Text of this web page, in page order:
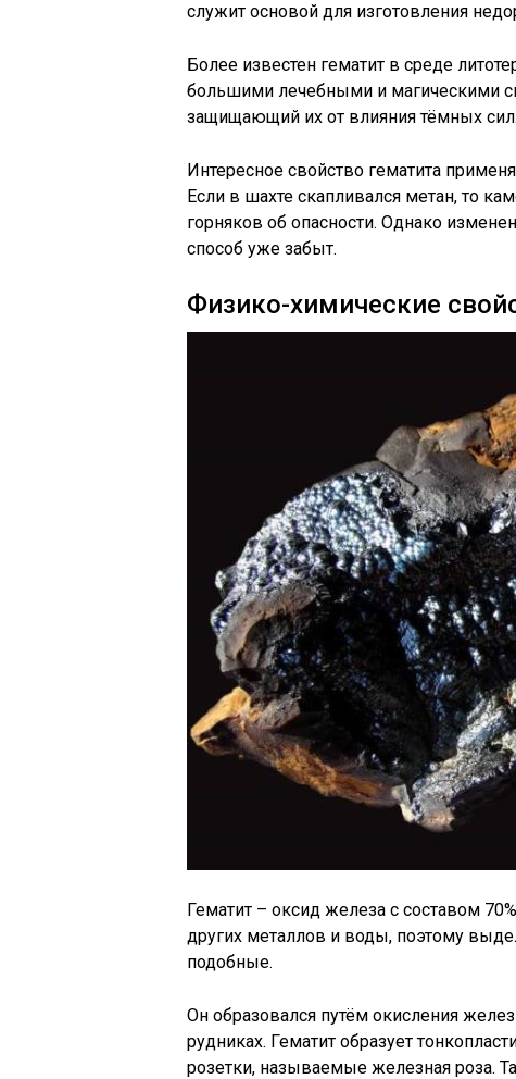
служит основой для изготовления
Более известен гематит в среде
большими лечебными и магическими
защищающий их от влияния тёмных
Интересное свойство гематита
Если в шахте скапливался метан, то
горняков об опасности. Однако
способ уже забыт.
Физико-химические
Гематит – оксид железа с составом
других металлов и воды, поэтому
подобные.
Он образовался путём окисления
рудниках. Гематит образует
розетки, называемые железная роза.